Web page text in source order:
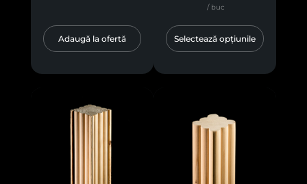
Adaugă la ofertă
/ buc
Selectează opțiunile